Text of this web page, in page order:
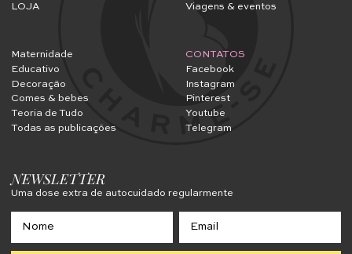
LOJA
Viagens & eventos
Maternidade
Educativo
Decoração
Comes & bebes
Teoria de Tudo
Todas as publicações
CONTATOS
Facebook
Instagram
Pinterest
Youtube
Telegram
NEWSLETTER
Uma dose extra de autocuidado regularmente